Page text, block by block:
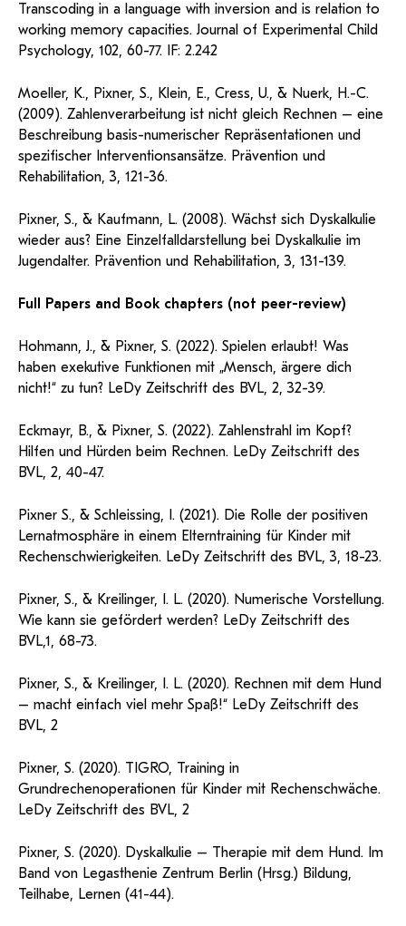
Transcoding in a language with inversion and is relation to
working memory capacities. Journal of Experimental Child
Psychology, 102, 60-77. IF: 2.242
Moeller, K., Pixner, S., Klein, E., Cress, U., & Nuerk, H.-C.
(2009). Zahlenverarbeitung ist nicht gleich Rechnen – eine
Beschreibung basis-numerischer Repräsentationen und
spezifischer Interventionsansätze. Prävention und
Rehabilitation, 3, 121-36.
Pixner, S., & Kaufmann, L. (2008). Wächst sich Dyskalkulie
wieder aus? Eine Einzelfalldarstellung bei Dyskalkulie im
Jugendalter. Prävention und Rehabilitation, 3, 131-139.
Full Papers and Book chapters (not peer-review)
Hohmann, J., & Pixner, S. (2022). Spielen erlaubt! Was
haben exekutive Funktionen mit „Mensch, ärgere dich
nicht!“ zu tun? LeDy Zeitschrift des BVL, 2, 32-39.
Eckmayr, B., & Pixner, S. (2022). Zahlenstrahl im Kopf?
Hilfen und Hürden beim Rechnen. LeDy Zeitschrift des
BVL, 2, 40-47.
Pixner S., & Schleissing, I. (2021). Die Rolle der positiven
Lernatmosphäre in einem Elterntraining für Kinder mit
Rechenschwierigkeiten. LeDy Zeitschrift des BVL, 3, 18-23.
Pixner, S., & Kreilinger, I. L. (2020). Numerische Vorstellung.
Wie kann sie gefördert werden? LeDy Zeitschrift des
BVL,1, 68-73.
Pixner, S., & Kreilinger, I. L. (2020). Rechnen mit dem Hund
– macht einfach viel mehr Spaß!“ LeDy Zeitschrift des
BVL, 2
Pixner, S. (2020). TIGRO, Training in
Grundrechenoperationen für Kinder mit Rechenschwäche.
LeDy Zeitschrift des BVL, 2
Pixner, S. (2020). Dyskalkulie – Therapie mit dem Hund. Im
Band von Legasthenie Zentrum Berlin (Hrsg.) Bildung,
Teilhabe, Lernen (41-44).